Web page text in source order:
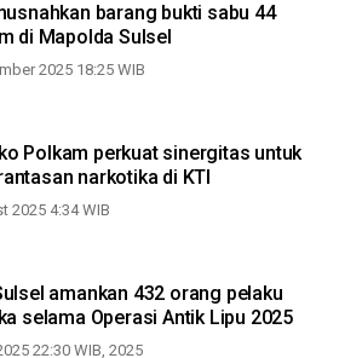
barang bukti sabu 44
di Mapolda Sulsel
2025 18:25 WIB
Polkam perkuat sinergitas untuk
narkotika di KTI
2025 4:34 WIB
amankan 432 orang pelaku
selama Operasi Antik Lipu 2025
22:30 WIB, 2025